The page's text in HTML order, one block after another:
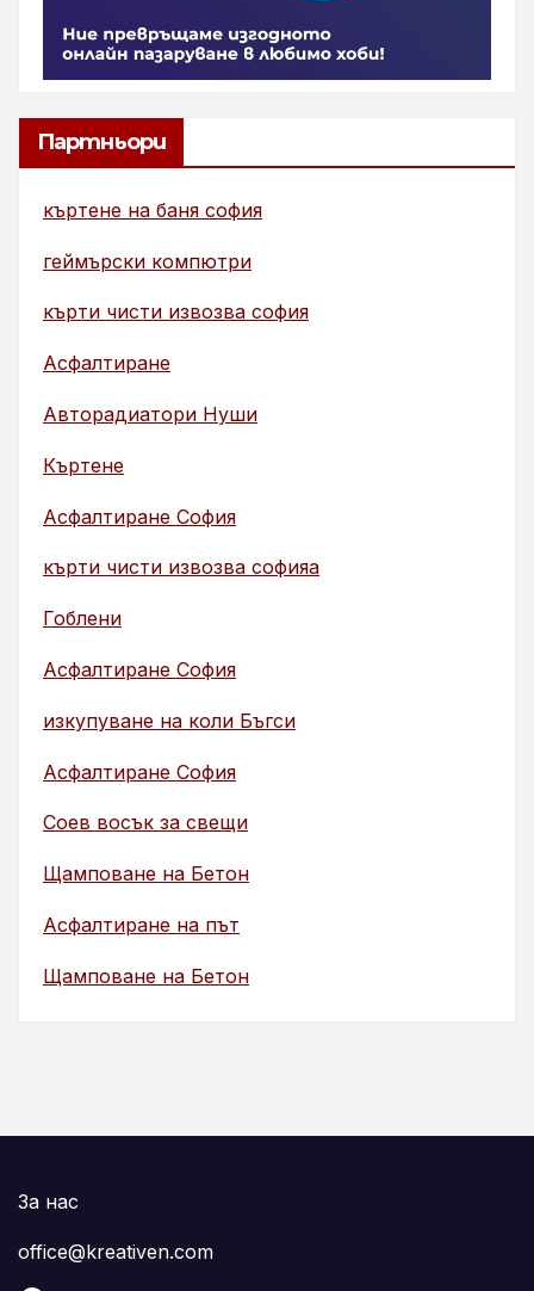
Партньори
къртене на баня софия
геймърски компютри
кърти чисти извозва софия
Асфалтиране
Авторадиатори Нуши
Къртене
Асфалтиране София
кърти чисти извозва софияа
Гоблени
Асфалтиране София
изкупуване на коли Бъгси
Асфалтиране София
Соев восък за свещи
Щамповане на Бетон
Асфалтиране на път
Щамповане на Бетон
За нас
office@kreativen.com